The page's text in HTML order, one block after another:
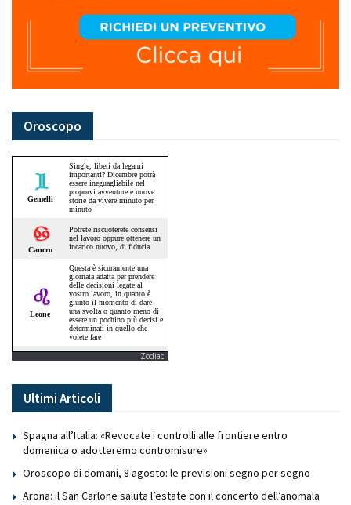
Oroscopo
Zodiac
Ultimi Articoli
Spagna all’Italia: «Revocate i controlli alle frontiere entro
domenica o adotteremo contromisure»
Oroscopo di domani, 8 agosto: le previsioni segno per segno
Arona: il San Carlone saluta l’estate con il concerto dell’anomala